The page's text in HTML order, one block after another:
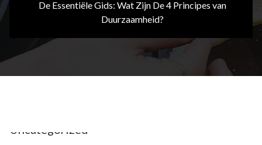
De Essentiële Gids: Wat Zijn De 4 Principes van
Duurzaamheid?
25jan
Uncategorized